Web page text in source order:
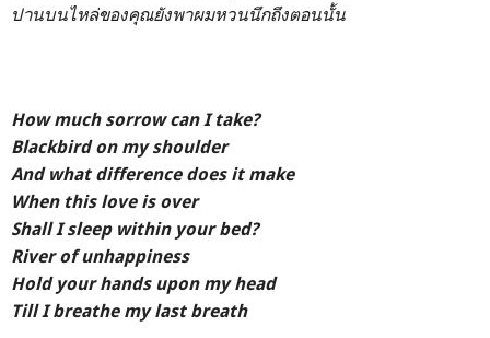
ปานบนไหล่ของคุณยังพาผมหวนนึกถึงตอนนั้น
How much sorrow can I take?
Blackbird on my shoulder
And what difference does it make
When this love is over
Shall I sleep within your bed?
River of unhappiness
Hold your hands upon my head
Till I breathe my last breath